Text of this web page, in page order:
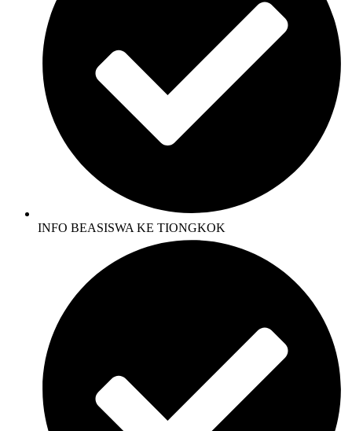
INFO BEASISWA KE TIONGKOK